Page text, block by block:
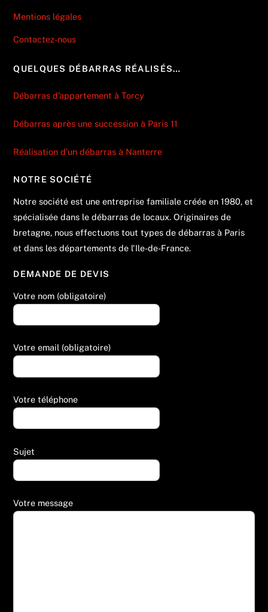
Mentions légales
Contactez-nous
QUELQUES DÉBARRAS RÉALISÉS…
Débarras d’appartement à Torcy
Débarras après une succession à Paris 11
Réalisation d’un débarras à Nanterre
NOTRE SOCIÉTÉ
Notre société est une entreprise familiale créée en 1980, et
spécialisée dans le débarras de locaux. Originaires de
bretagne, nous effectuons tout types de débarras à Paris
et dans les départements de l'Ile-de-France.
DEMANDE DE DEVIS
Votre nom (obligatoire)
Votre email (obligatoire)
Votre téléphone
Sujet
Votre message